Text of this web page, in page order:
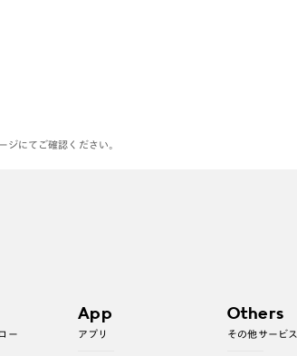
ジにてご確認ください。
ー
App
アプリ
Others
その他サービス